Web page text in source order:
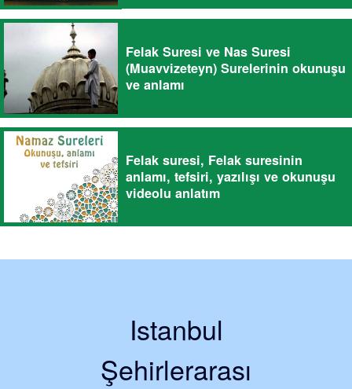
Felak Suresi ve Nas Suresi
(Muavvizeteyn) Surelerinin okunuşu
ve anlamı
Felak suresi, Felak suresinin
anlamı, tefsiri, yazılışı ve okunuşu
videolu anlatım
Istanbul
Şehirlerarası